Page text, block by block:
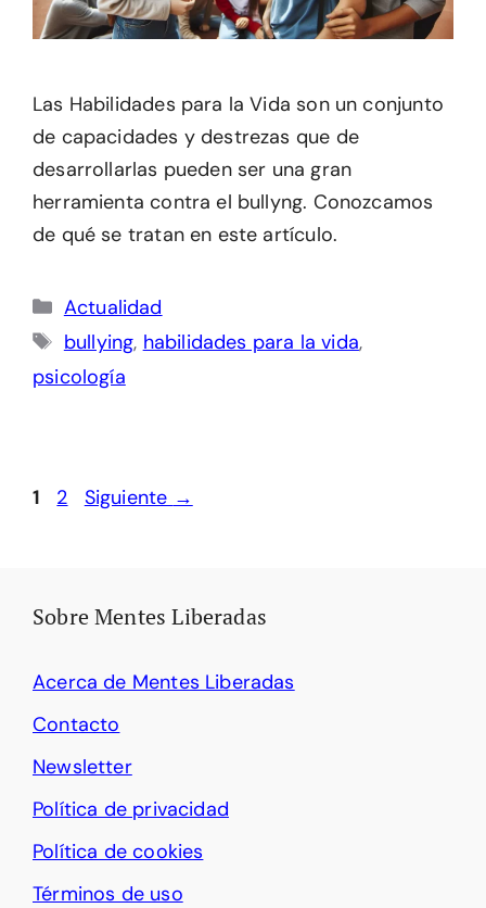
Las Habilidades para la Vida son un conjunto
de capacidades y destrezas que de
desarrollarlas pueden ser una gran
herramienta contra el bullyng. Conozcamos
de qué se tratan en este artículo.
Categorías
Actualidad
Etiquetas
bullying, habilidades para la vida,
psicología
Página
1 Página
2 Siguiente →
Sobre Mentes Liberadas
Acerca de Mentes Liberadas
Contacto
Newsletter
Política de privacidad
Política de cookies
Términos de uso